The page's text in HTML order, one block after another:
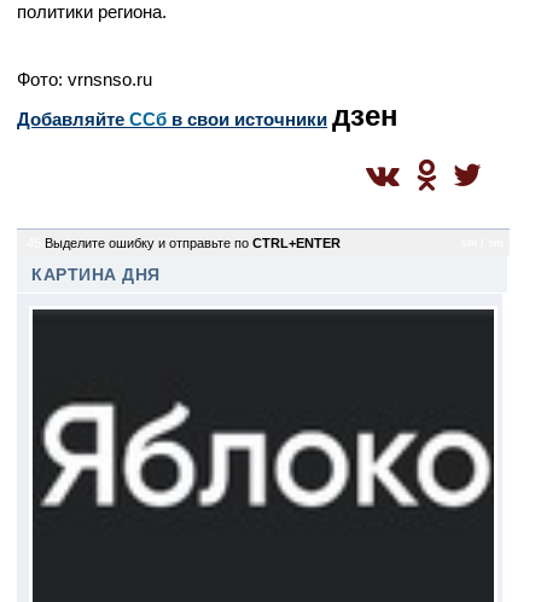
политики региона.
Фото: vrnsnso.ru
Добавляйте CСб в свои источники дзен
Выделите ошибку и отправьте по CTRL+ENTER
КАРТИНА ДНЯ